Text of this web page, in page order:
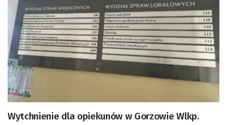
Wytchnienie dla opiekunów w Gorzowie Wlkp.